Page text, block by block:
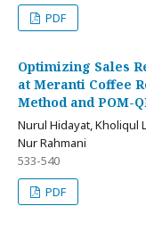
PDF
Optimizing Sales
at Meranti Coffee
Method and POM-
Nurul Hidayat, Kholiqul
Nur Rahmani
533-540
PDF